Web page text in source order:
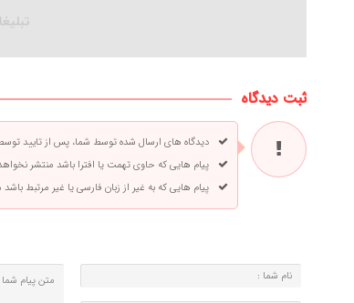
ثبت دیدگاه
دیدگاه های ارسال شده توسط شما، پس از تایید
پیام هایی که حاوی تهمت یا افترا باشد منتشر
پیام هایی که به غیر از زبان فارسی یا غیر مرتبط